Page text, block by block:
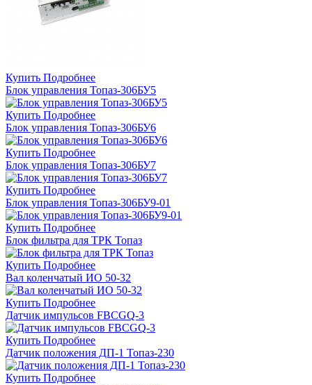
Купить Подробнее
Блок управления Топаз-306БУ5
Купить Подробнее
Блок управления Топаз-306БУ6
Купить Подробнее
Блок управления Топаз-306БУ7
Купить Подробнее
Блок управления Топаз-306БУ9-01
Купить Подробнее
Блок фильтра для ТРК Топаз
Купить Подробнее
Вал коленчатый ИО 50-32
Купить Подробнее
Датчик импульсов FBCGQ-3
Купить Подробнее
Датчик положения ДП-1 Топаз-230
Купить Подробнее